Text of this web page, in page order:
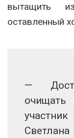
вытащить
оставленный
—
очищать